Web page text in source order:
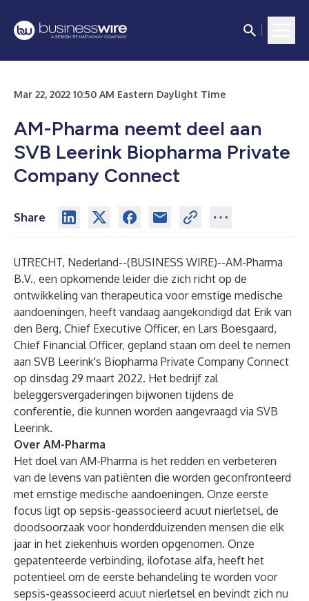
Mar 22, 2022 10:50 AM Eastern Daylight Time
AM-Pharma neemt deel aan
SVB Leerink Biopharma Private
Company Connect
Share
UTRECHT, Nederland--(BUSINESS WIRE)--AM-Pharma
B.V., een opkomende leider die zich richt op de
ontwikkeling van therapeutica voor ernstige medische
aandoeningen, heeft vandaag aangekondigd dat Erik van
den Berg, Chief Executive Officer, en Lars Boesgaard,
Chief Financial Officer, gepland staan om deel te nemen
aan SVB Leerink's Biopharma Private Company Connect
op dinsdag 29 maart 2022. Het bedrijf zal
beleggersvergaderingen bijwonen tijdens de
conferentie, die kunnen worden aangevraagd via SVB
Leerink.
Over AM-Pharma
Het doel van AM-Pharma is het redden en verbeteren
van de levens van patiënten die worden geconfronteerd
met ernstige medische aandoeningen. Onze eerste
focus ligt op sepsis-geassocieerd acuut nierletsel, de
doodsoorzaak voor honderdduizenden mensen die elk
jaar in het ziekenhuis worden opgenomen. Onze
gepatenteerde verbinding, ilofotase alfa, heeft het
potentieel om de eerste behandeling te worden voor
sepsis-geassocieerd acuut nierletsel en bevindt zich nu